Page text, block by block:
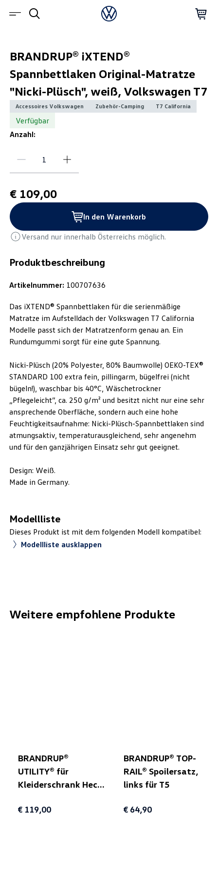
Produktbeschreibung
Artikelnummer: 100707636
Das iXTEND® Spannbettlaken für die serienmäßige
Matratze im Aufstelldach der Volkswagen T7 California
Modelle passt sich der Matratzenform genau an. Ein
Rundumgummi sorgt für eine gute Spannung.
Nicki-Plüsch (20% Polyester, 80% Baumwolle) OEKO-TEX®
STANDARD 100 extra fein, pillingarm, bügelfrei (nicht
bügeln!), waschbar bis 40°C, Wäschetrockner
„Pflegeleicht”, ca. 250 g/m² und besitzt nicht nur eine sehr
ansprechende Oberfläche, sondern auch eine hohe
Feuchtigkeitsaufnahme: Nicki-Plüsch-Spannbettlaken sind
atmungsaktiv, temperaturausgleichend, sehr angenehm
und für den ganzjährigen Einsatz sehr gut geeignet.
Design: Weiß.
Made in Germany.
Modellliste
Dieses Produkt ist mit dem folgenden Modell kompatibel:
Modellliste ausklappen
BRANDRUP® iXTEND®
Spannbettlaken Original-Matratze
"Nicki-Plüsch", weiß, Volkswagen T7
Accessoires Volkswagen Zubehör-Camping T7 California
Verfügbar
Anzahl:
€ 109,00
In den Warenkorb
Versand nur innerhalb Österreichs möglich.
Weitere empfohlene Produkte
BRANDRUP®
UTILITY® für
Kleiderschrank Heck
für T5/T6/T6.1
€ 119,00
BRANDRUP® TOP-
RAIL® Spoilersatz,
links für T5
€ 64,90